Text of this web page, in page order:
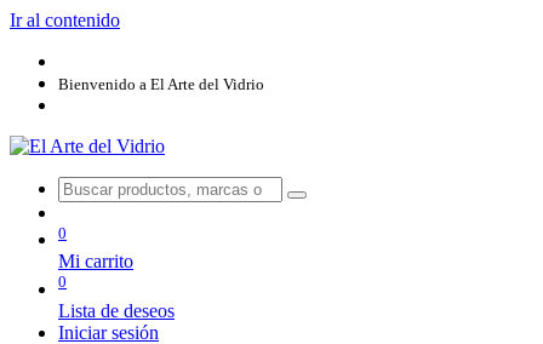
Ir al contenido
Bienvenido a El Arte del Vidrio
0
Mi carrito
0
Lista de deseos
Iniciar sesión